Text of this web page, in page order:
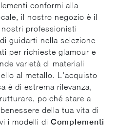
conformi alla
il nostro negozio è il
professionisti
guidarti nella selezione
per richieste glamour e
varietà di materiali
al metallo. L'acquisto
è di estrema rilevanza,
poiché stare a
della tua vita di
i modelli di Complementi